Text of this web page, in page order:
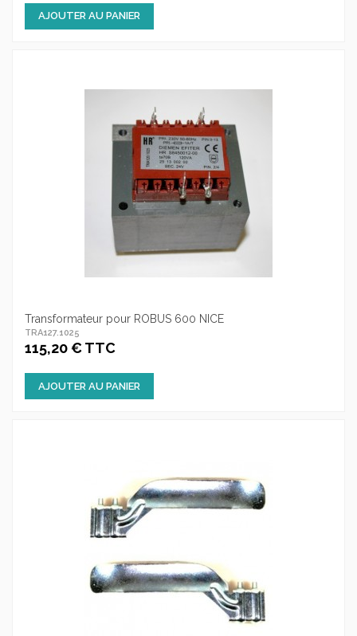
AJOUTER AU PANIER
Transformateur pour ROBUS 600 NICE
TRA127.1025
115,20 € TTC
AJOUTER AU PANIER